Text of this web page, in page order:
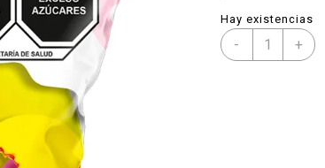
Hay existencias
- +